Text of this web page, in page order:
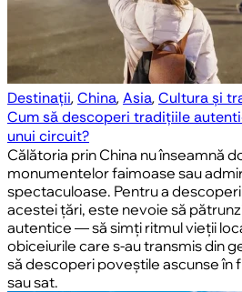
Destinații,China,Asia,Cultura și
Cum să descoperi tradițiile
unui circuit?
Călătoria prin China nu înseamnă
monumentelor faimoase sau
spectaculoase. Pentru a
acestei țări, este nevoie să
autentice — să simți ritmul vieții
obiceiurile care s-au transmis din
să descoperi poveștile ascunse în
sau sat.